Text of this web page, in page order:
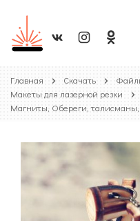
Главная Скачать
Макеты для лазерной резки
Магниты, Обереги,